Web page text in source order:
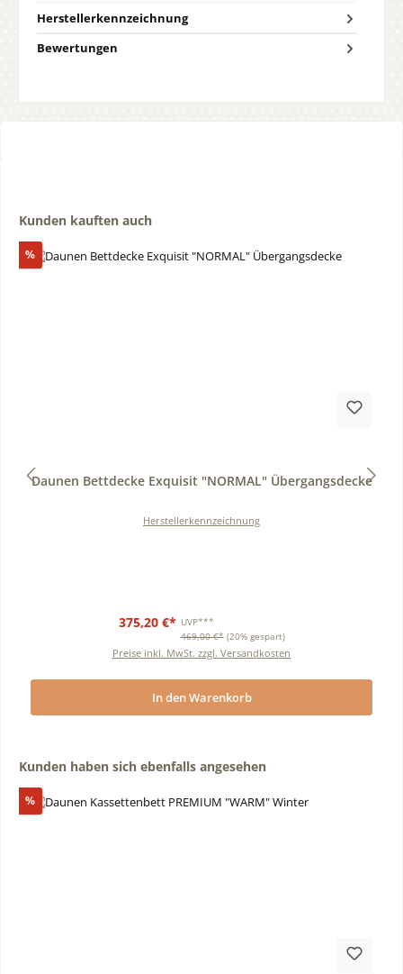
Herstellerkennzeichnung
Bewertungen
Produktgalerie überspringen
Kunden kauften auch
%Rabatt
Durchschnittliche Bewertung von 0 von 5 Sternen
Daunen Bettdecke Exquisit "NORMAL" Übergangsdecke
Herstellerkennzeichnung
375,20 €* UVP***
469,00 €* (20% gespart)
Preise inkl. MwSt. zzgl. Versandkosten
In den Warenkorb
Produktgalerie überspringen
Kunden haben sich ebenfalls angesehen
%Rabatt